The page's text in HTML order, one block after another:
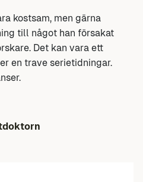
kostsam, men gärna
till något han försakat
Det kan vara ett
en trave serietidningar.